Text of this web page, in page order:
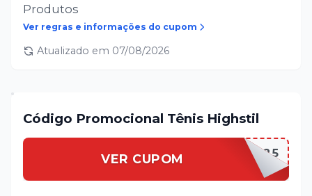
Produtos
Ver regras e informações do cupom
Atualizado em 07/08/2026
Código Promocional Tênis Highstil
VER CUPOMHIGHSTTENIS25